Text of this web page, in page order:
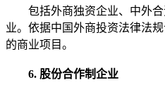
包括外商独资企业、中外合
业。依据中国外商投资法律法
的商业项目。
6. 股份合作制企业